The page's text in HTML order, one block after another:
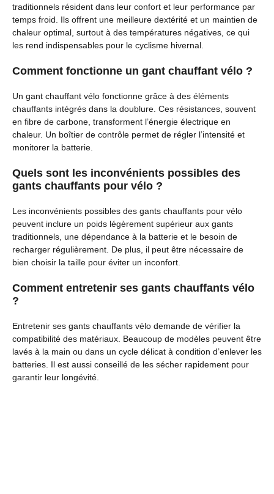
traditionnels résident dans leur confort et leur performance par
temps froid. Ils offrent une meilleure dextérité et un maintien de
chaleur optimal, surtout à des températures négatives, ce qui
les rend indispensables pour le cyclisme hivernal.
Comment fonctionne un gant chauffant vélo ?
Un gant chauffant vélo fonctionne grâce à des éléments
chauffants intégrés dans la doublure. Ces résistances, souvent
en fibre de carbone, transforment l’énergie électrique en
chaleur. Un boîtier de contrôle permet de régler l’intensité et
monitorer la batterie.
Quels sont les inconvénients possibles des
gants chauffants pour vélo ?
Les inconvénients possibles des gants chauffants pour vélo
peuvent inclure un poids légèrement supérieur aux gants
traditionnels, une dépendance à la batterie et le besoin de
recharger régulièrement. De plus, il peut être nécessaire de
bien choisir la taille pour éviter un inconfort.
Comment entretenir ses gants chauffants vélo
?
Entretenir ses gants chauffants vélo demande de vérifier la
compatibilité des matériaux. Beaucoup de modèles peuvent être
lavés à la main ou dans un cycle délicat à condition d’enlever les
batteries. Il est aussi conseillé de les sécher rapidement pour
garantir leur longévité.